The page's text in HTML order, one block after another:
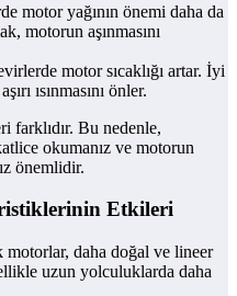
motor yağının önemi daha da
motorun aşınmasını
motor sıcaklığı artar. İyi
ısınmasını önler.
farklıdır. Bu nedenle,
okumanız ve motorun
önemlidir.
Etkileri
motorlar, daha doğal ve lineer
uzun yolculuklarda daha